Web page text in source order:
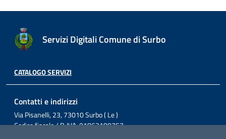
Servizi Digitali Comune di Surbo
CATALOGO SERVIZI
Contatti e indirizzi
Via Pisanelli, 23, 73010 Surbo ( Le )
Codice fiscale / P. IVA: 01862180757